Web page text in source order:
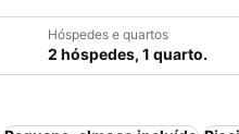
Hóspedes e quartos
2 hóspedes, 1 quarto.